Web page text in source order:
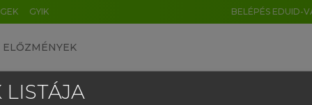
GYIK BELÉPÉS EDUID-
ELŐZMÉNYEK
LISTÁJA